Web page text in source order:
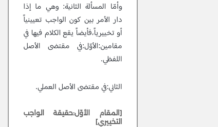
وأمّا المسألة الثانية:وهي ما إذا
دار الأمر بين كون الواجب تعيينياً
أو تخييرياً،فأيضاً يقع الكلام فيها في
مقامين:الأوّل:في مقتضى الأصل
اللفظي.
الثاني:في مقتضى الأصل العملي.
[المقام الأوّل:حقيقة الواجب
التخييري]